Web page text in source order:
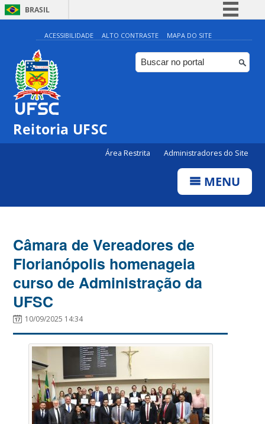
BRASIL
Simplifique!
Comunica BR
Participe
ACESSIBILIDADE ALTO CONTRASTE MAPA DO SITE
Reitoria UFSC
Área Restrita Administradores do Site
MENU
Câmara de Vereadores de
Florianópolis homenageia
curso de Administração da
UFSC
10/09/2025 14:34